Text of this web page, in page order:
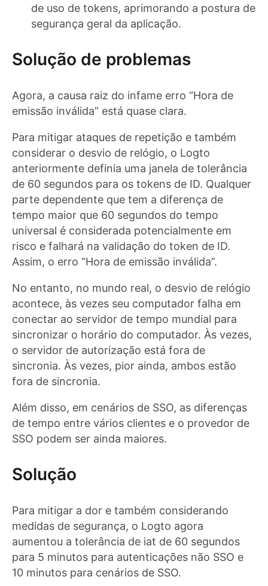
de uso de tokens, aprimorando a postura de
segurança geral da aplicação.
Solução de problemas
Agora, a causa raiz do infame erro “Hora de
emissão inválida” está quase clara.
Para mitigar ataques de repetição e também
considerar o desvio de relógio, o Logto
anteriormente definia uma janela de tolerância
de 60 segundos para os tokens de ID. Qualquer
parte dependente que tem a diferença de
tempo maior que 60 segundos do tempo
universal é considerada potencialmente em
risco e falhará na validação do token de ID.
Assim, o erro “Hora de emissão inválida”.
No entanto, no mundo real, o desvio de relógio
acontece, às vezes seu computador falha em
conectar ao servidor de tempo mundial para
sincronizar o horário do computador. Às vezes,
o servidor de autorização está fora de
sincronia. Às vezes, pior ainda, ambos estão
fora de sincronia.
Além disso, em cenários de SSO, as diferenças
de tempo entre vários clientes e o provedor de
SSO podem ser ainda maiores.
Solução
Para mitigar a dor e também considerando
medidas de segurança, o Logto agora
aumentou a tolerância de iat de 60 segundos
para 5 minutos para autenticações não SSO e
10 minutos para cenários de SSO.